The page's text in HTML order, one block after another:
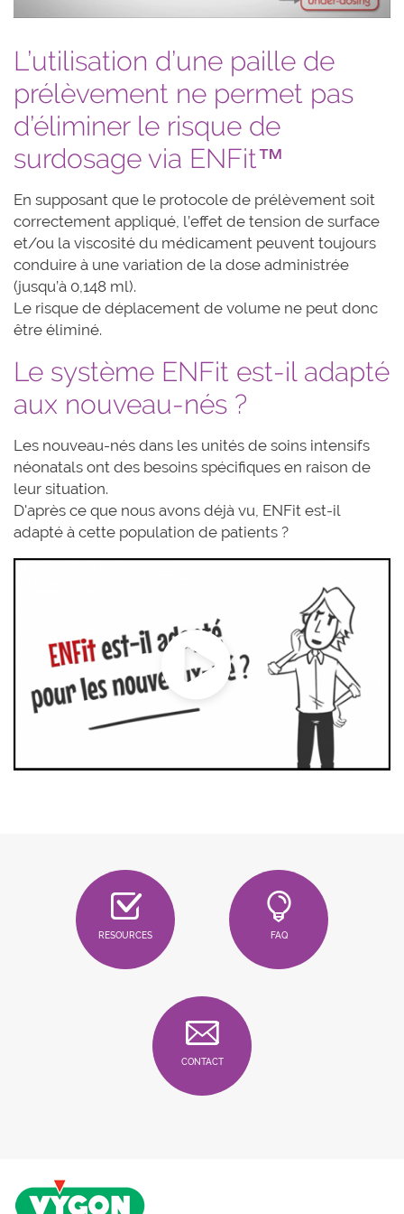
L’utilisation d’une paille de
prélèvement ne permet pas
d’éliminer le risque de
surdosage via ENFit™
En supposant que le protocole de prélèvement soit
correctement appliqué, l’effet de tension de surface
et/ou la viscosité du médicament peuvent toujours
conduire à une variation de la dose administrée
(jusqu’à 0,148 ml).
Le risque de déplacement de volume ne peut donc
être éliminé.
Le système ENFit est-il adapté
aux nouveau-nés ?
Les nouveau-nés dans les unités de soins intensifs
néonatals ont des besoins spécifiques en raison de
leur situation.
D'après ce que nous avons déjà vu, ENFit est-il
adapté à cette population de patients ?
RESOURCES FAQ
CONTACT